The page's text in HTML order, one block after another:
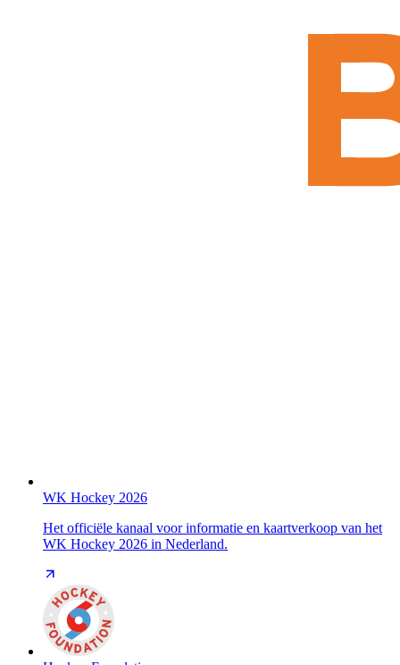
WK Hockey 2026
Het officiële kanaal voor informatie en kaartverkoop van het
WK Hockey 2026 in Nederland.